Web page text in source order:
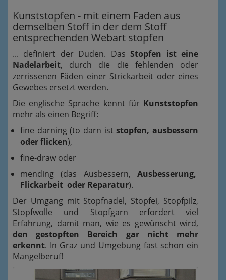
Kunst­stop­fen - mit einem Faden aus
demselben Stoff in der dem Stoff
entsprechenden Webart stopfen
... definiert der Duden. DasStopfen ist eine
Nadelarbeit, durch die die fehlenden oder
zerrissenen Fäden einer Strickarbeit oder eines
Gewebes ersetzt werden.
Die englische Sprache kennt für Kunststopfen
mehr als einen Begriff:
fine darning (to darn iststopfen, ausbessern
oder flicken),
fine-draw oder
mending (das Ausbessern, Ausbesserung,
Flickarbeit oder Reparatur).
Der Umgang mit Stopfnadel, Stopfei, Stopfpilz,
Stopfwolle und Stopfgarn erfordert viel
Erfahrung, damit man, wie es gewünscht wird,
den gestopften Bereich gar nicht mehr
erkennt. In Graz und Umgebung fast schon ein
Mangelberuf!